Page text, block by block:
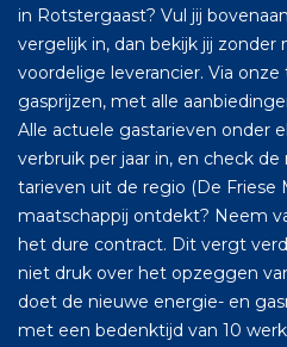
in Rotstergaast? Vul jij
vergelijk in, dan bekijk jij
voordelige leverancier. Via onze
gasprijzen, met alle
Alle actuele gastarieven onder
verbruik per jaar in, en check
tarieven uit de regio (De Friese
maatschappij ontdekt? Neem
het dure contract. Dit vergt
niet druk over het opzeggen
doet de nieuwe energie- en
met een bedenktijd van 10